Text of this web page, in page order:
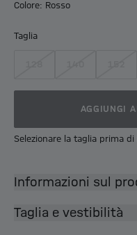
Colore: Rosso
Taglia
AGGIUNGI
Selezionare la taglia prima
Informazioni sul
Taglia e vestibilità